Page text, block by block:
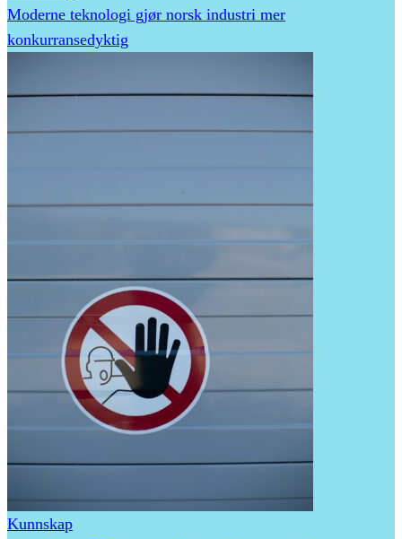
Moderne teknologi gjør norsk industri mer
konkurransedyktig
Kunnskap